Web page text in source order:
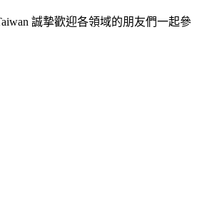
誠摯歡迎各領域的朋友們一起參